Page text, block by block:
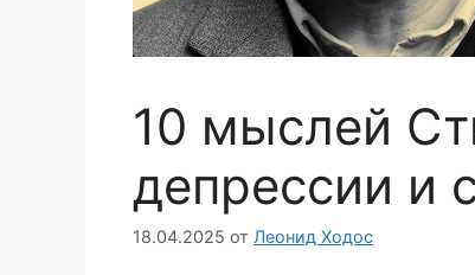
10 мыслей
депрессии и
18.04.2025 от Леонид Ходос